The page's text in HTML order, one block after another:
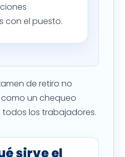
con el puesto.
de retiro no
un chequeo
los trabajadores.
sirve el